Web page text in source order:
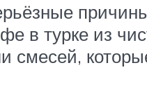
в турке из
смесей,